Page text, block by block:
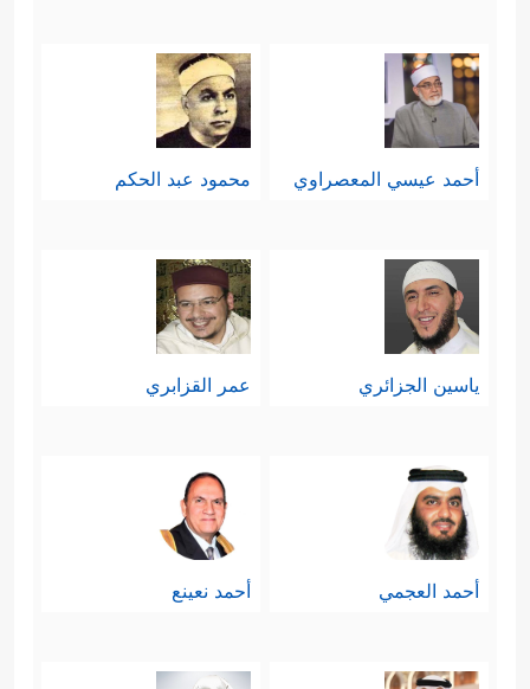
أحمد عيسي المعصراوي محمود عبد الحكم
ياسين الجزائري عمر القزابري
أحمد العجمي أحمد نعينع